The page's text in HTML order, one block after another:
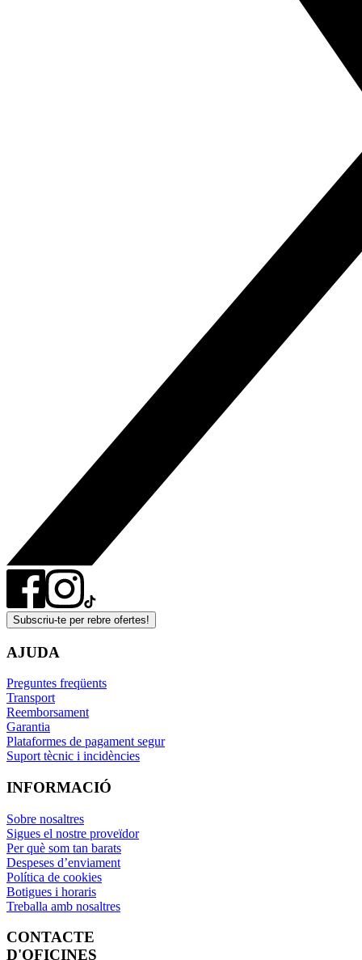
Subscriu-te per rebre ofertes!
AJUDA
Preguntes freqüents
Transport
Reemborsament
Garantia
Plataformes de pagament segur
Suport tècnic i incidències
INFORMACIÓ
Sobre nosaltres
Sigues el nostre proveïdor
Per què som tan barats
Despeses d’enviament
Política de cookies
Botigues i horaris
Treballa amb nosaltres
CONTACTE
D'OFICINES